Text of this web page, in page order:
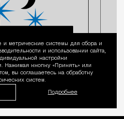
Уведомление
метрические системы для сбора и
и использовании сайта,
настройки
Нажимая кнопку «Принять» или
вы соглашаетесь на обработку
систем.
Подробнее